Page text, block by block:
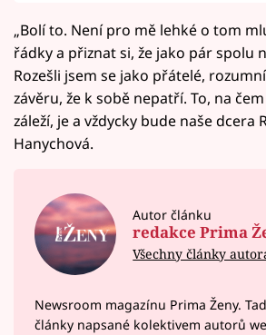
„Bolí to. Není pro mě lehké o tom
řádky a přiznat si, že jako pár spolu
Rozešli jsem se jako přátelé,
závěru, že k sobě nepatří. To, na
záleží, je a vždycky bude naše dcera
Hanychová.
Autor článku
redakce Prima
Všechny články
Newsroom magazínu Prima Ženy.
články napsané kolektivem autorů